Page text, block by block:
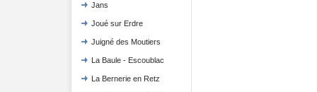
Jans
Joué sur Erdre
Juigné des Moutiers
La Baule - Escoublac
La Bernerie en Retz